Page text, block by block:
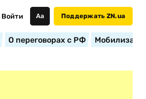
Войти Аа Поддержать ZN.ua
О переговорах с РФ